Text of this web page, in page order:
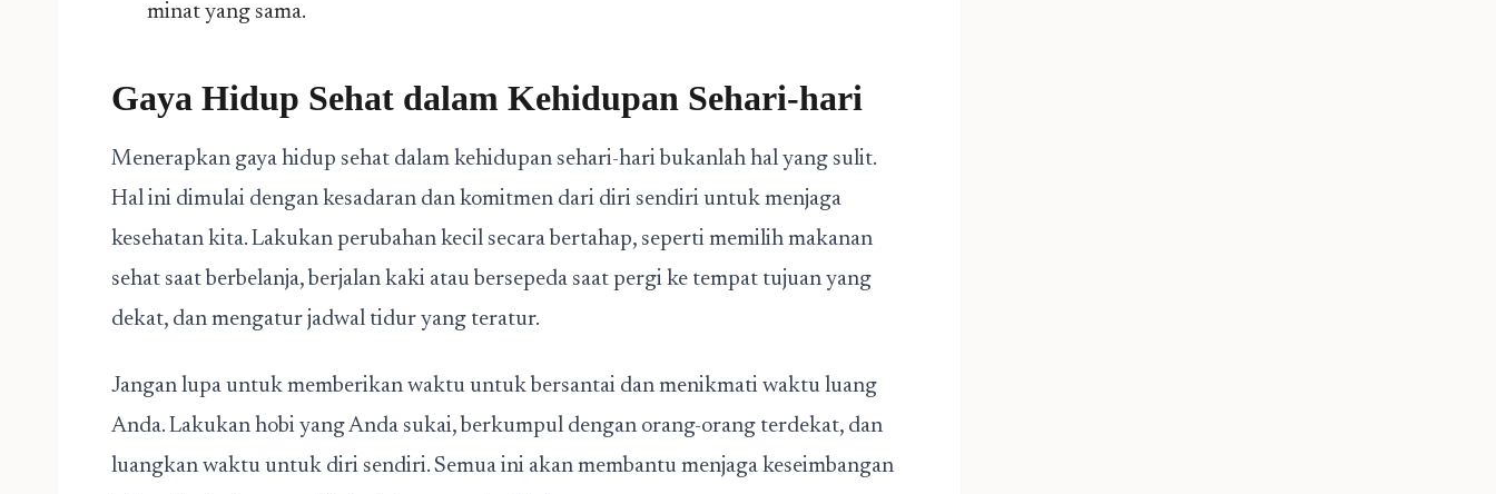
minat yang sama.
Gaya Hidup Sehat dalam Kehidupan Sehari-hari
Menerapkan gaya hidup sehat dalam kehidupan sehari-hari bukanlah hal yang sulit.
Hal ini dimulai dengan kesadaran dan komitmen dari diri sendiri untuk menjaga
kesehatan kita. Lakukan perubahan kecil secara bertahap, seperti memilih makanan
sehat saat berbelanja, berjalan kaki atau bersepeda saat pergi ke tempat tujuan yang
dekat, dan mengatur jadwal tidur yang teratur.
Jangan lupa untuk memberikan waktu untuk bersantai dan menikmati waktu luang
Anda. Lakukan hobi yang Anda sukai, berkumpul dengan orang-orang terdekat, dan
luangkan waktu untuk diri sendiri. Semua ini akan membantu menjaga keseimbangan